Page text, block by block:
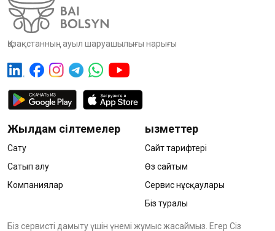
Қазақстанның ауыл шаруашылығы нарығы
Жылдам сілтемелер
Сату
Сатып алу
Компаниялар
Қызметтер
Сайт тарифтері
Өз сайтым
Сервис нұсқаулары
Біз туралы
Біз сервисті дамыту үшін үнемі жұмыс жасаймыз. Егер Сіз